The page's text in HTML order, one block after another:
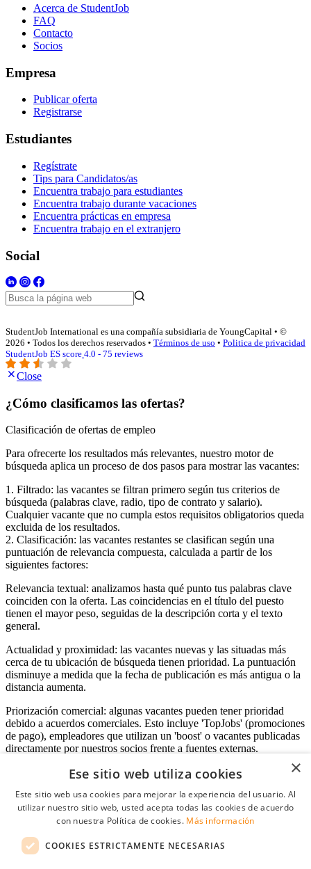
Acerca de StudentJob
FAQ
Contacto
Socios
Empresa
Publicar oferta
Registrarse
Estudiantes
Regístrate
Tips para Candidatos/as
Encuentra trabajo para estudiantes
Encuentra trabajo durante vacaciones
Encuentra prácticas en empresa
Encuentra trabajo en el extranjero
Social
StudentJob International es una compañía subsidiaria de YoungCapital • ©
2026 • Todos los derechos reservados • Términos de uso • Politica de privacidad
StudentJob ES score 4.0 - 75 reviews
Close
¿Cómo clasificamos las ofertas?
Clasificación de ofertas de empleo
Para ofrecerte los resultados más relevantes, nuestro motor de
búsqueda aplica un proceso de dos pasos para mostrar las vacantes:
1. Filtrado: las vacantes se filtran primero según tus criterios de
búsqueda (palabras clave, radio, tipo de contrato y salario).
Cualquier vacante que no cumpla estos requisitos obligatorios queda
excluida de los resultados.
2. Clasificación: las vacantes restantes se clasifican según una
puntuación de relevancia compuesta, calculada a partir de los
siguientes factores:
Relevancia textual: analizamos hasta qué punto tus palabras clave
coinciden con la oferta. Las coincidencias en el título del puesto
tienen el mayor peso, seguidas de la descripción corta y el texto
general.
Actualidad y proximidad: las vacantes nuevas y las situadas más
cerca de tu ubicación de búsqueda tienen prioridad. La puntuación
disminuye a medida que la fecha de publicación es más antigua o la
distancia aumenta.
Priorización comercial: algunas vacantes pueden tener prioridad
debido a acuerdos comerciales. Esto incluye 'TopJobs' (promociones
de pago), empleadores que utilizan un 'boost' o vacantes publicadas
directamente por nuestros socios frente a fuentes externas.
Acceso empresas
Contraseña
×
Ese sitio web utiliza cookies
Este sitio web usa cookies para mejorar la experiencia del usuario. Al
utilizar nuestro sitio web, usted acepta todas las cookies de acuerdo
con nuestra Política de cookies. Más información
COOKIES ESTRICTAMENTE NECESARIAS